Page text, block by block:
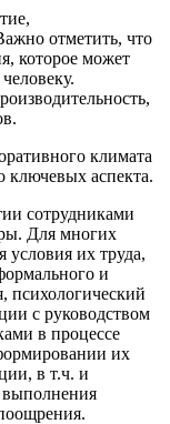
отметить, что
которое может
климата
ключевых аспекта.
сотрудниками
Для многих
их труда,
и
психологический
с руководством
в процессе
их
в т.ч. и
выполнения